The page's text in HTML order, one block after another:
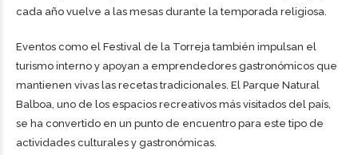
cada año vuelve a las mesas durante la temporada religiosa.
Eventos como el Festival de la Torreja también impulsan el
turismo interno y apoyan a emprendedores gastronómicos que
mantienen vivas las recetas tradicionales. El Parque Natural
Balboa, uno de los espacios recreativos más visitados del país,
se ha convertido en un punto de encuentro para este tipo de
actividades culturales y gastronómicas.